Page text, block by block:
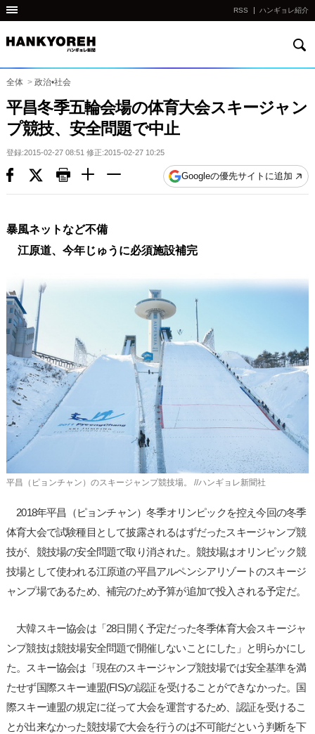
他
国
の
サ
イ
ト
の
リ
ク
다
라
사
이
트
링
크
RSS ハンギョレ紹介
全体 > 政治•社会
平昌冬季五輪会場の体育大会スキージャン
プ競技、安全問題で中止
登録:2015-02-27 08:51 修正:2015-02-27 10:25
Googleの優先サイトに追加
暴風ネットなど不備
江原道、今年じゅうに必須施設補完
平昌（ピョンチャン）のスキージャンプ競技場。 //ハンギョレ新聞社
2018年平昌（ピョンチャン）冬季オリンピックを控え今回の冬季
体育大会で試験種目として披露されるはずだったスキージャンプ競
技が、競技場の安全問題で取り消された。競技場はオリンピック競
技場として使われる江原道の平昌アルペンシアリゾートのスキージ
ャンプ場であるため、補完のため予算が追加で投入される予定だ。
大韓スキー協会は「28日開く予定だった冬季体育大会スキージャ
ンプ競技は競技場安全問題で開催しないことにした」と明らかにし
た。スキー協会は「現在のスキージャンプ競技場では安全基準を満
たせず国際スキー連盟(FIS)の認証を受けることができなかった。国
際スキー連盟の規定に従って大会を運営するため、認証を受けるこ
とが出来なかった競技場で大会を行うのは不可能だという判断を下